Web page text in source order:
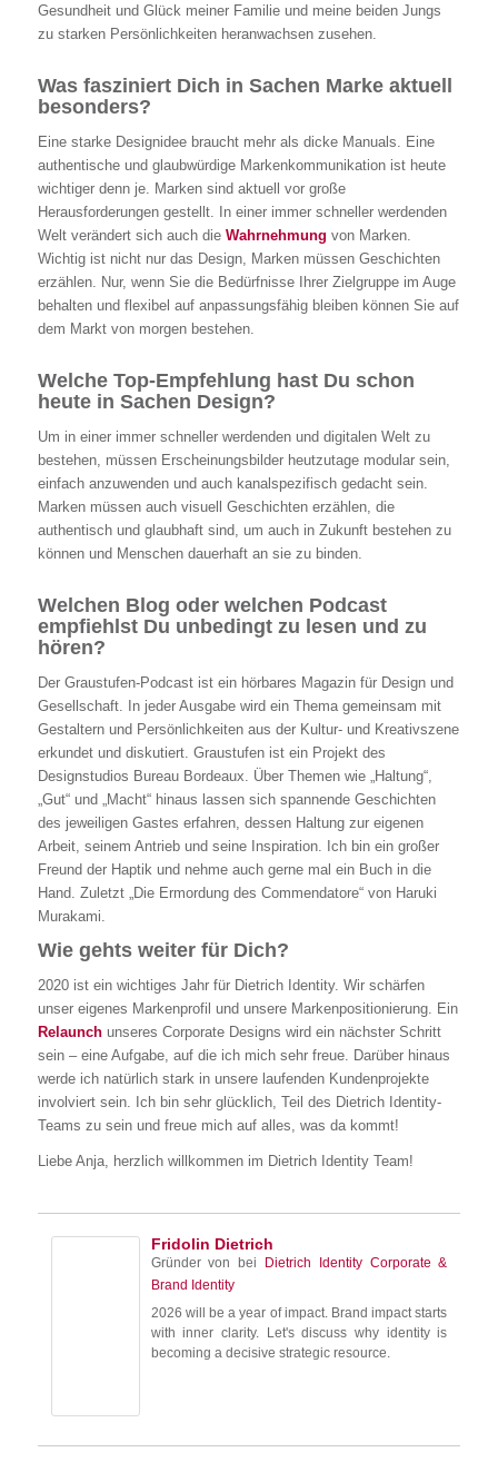
Gesundheit und Glück meiner Familie und meine beiden Jungs
zu starken Persönlichkeiten heranwachsen zusehen.
Was fasziniert Dich in Sachen Marke aktuell
besonders?
Eine starke Designidee braucht mehr als dicke Manuals. Eine
authentische und glaubwürdige Markenkommunikation ist heute
wichtiger denn je. Marken sind aktuell vor große
Herausforderungen gestellt. In einer immer schneller werdenden
Welt verändert sich auch die Wahrnehmung von Marken.
Wichtig ist nicht nur das Design, Marken müssen Geschichten
erzählen. Nur, wenn Sie die Bedürfnisse Ihrer Zielgruppe im Auge
behalten und flexibel auf anpassungsfähig bleiben können Sie auf
dem Markt von morgen bestehen.
Welche Top-Empfehlung hast Du schon
heute in Sachen Design?
Um in einer immer schneller werdenden und digitalen Welt zu
bestehen, müssen Erscheinungsbilder heutzutage modular sein,
einfach anzuwenden und auch kanalspezifisch gedacht sein.
Marken müssen auch visuell Geschichten erzählen, die
authentisch und glaubhaft sind, um auch in Zukunft bestehen zu
können und Menschen dauerhaft an sie zu binden.
Welchen Blog oder welchen Podcast
empfiehlst Du unbedingt zu lesen und zu
hören?
Der Graustufen-Podcast ist ein hörbares Magazin für Design und
Gesellschaft. In jeder Ausgabe wird ein Thema gemeinsam mit
Gestaltern und Persönlichkeiten aus der Kultur- und Kreativszene
erkundet und diskutiert. Graustufen ist ein Projekt des
Designstudios Bureau Bordeaux. Über Themen wie „Haltung“,
„Gut“ und „Macht“ hinaus lassen sich spannende Geschichten
des jeweiligen Gastes erfahren, dessen Haltung zur eigenen
Arbeit, seinem Antrieb und seine Inspiration. Ich bin ein großer
Freund der Haptik und nehme auch gerne mal ein Buch in die
Hand. Zuletzt „Die Ermordung des Commendatore“ von Haruki
Murakami.
Wie gehts weiter für Dich?
2020 ist ein wichtiges Jahr für Dietrich Identity. Wir schärfen
unser eigenes Markenprofil und unsere Markenpositionierung. Ein
Relaunchunseres Corporate Designs wird ein nächster Schritt
sein – eine Aufgabe, auf die ich mich sehr freue. Darüber hinaus
werde ich natürlich stark in unsere laufenden Kundenprojekte
involviert sein. Ich bin sehr glücklich, Teil des Dietrich Identity-
Teams zu sein und freue mich auf alles, was da kommt!
Liebe Anja, herzlich willkommen im Dietrich Identity Team!
Fridolin Dietrich
Gründer von bei Dietrich Identity Corporate &
Brand Identity
2026 will be a year of impact. Brand impact starts
with inner clarity. Let's discuss why identity is
becoming a decisive strategic resource.